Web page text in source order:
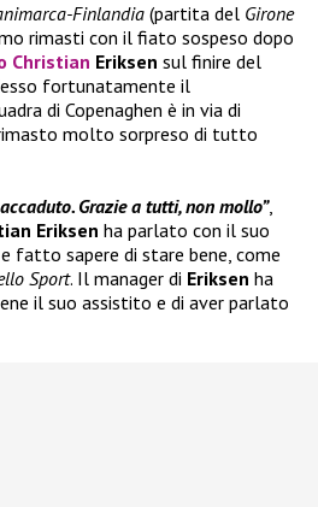
Finlandia (partita del Girone
rimasti con il fiato sospeso dopo
Christian Eriksen sul finire del
fortunatamente il
di Copenaghen è in via di
molto sorpreso di tutto
Grazie a tutti, non mollo”,
Eriksen ha parlato con il suo
e fatto sapere di stare bene, come
Sport. Il manager di Eriksen ha
il suo assistito e di aver parlato